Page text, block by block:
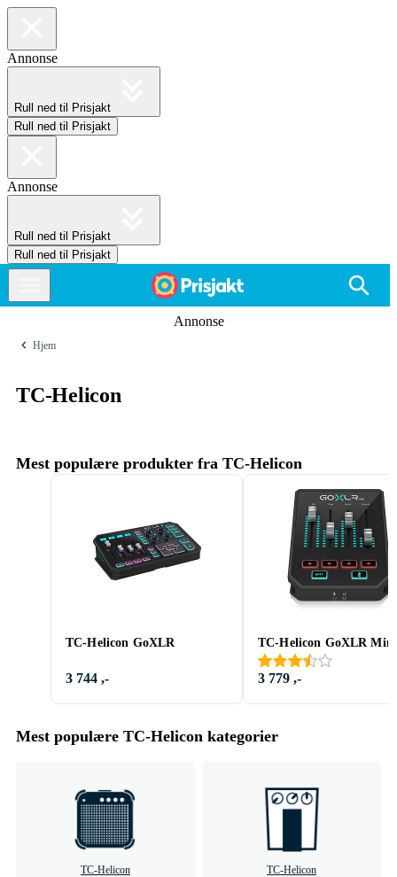
Annonse
Rull ned til Prisjakt
Rull ned til Prisjakt
Annonse
Rull ned til Prisjakt
Rull ned til Prisjakt
Annonse
Hjem
TC-Helicon
Mest populære produkter fra TC-Helicon
TC-Helicon GoXLR
3 744 ,-
TC-Helicon GoXLR Mini
3 779 ,-
Mest populære TC-Helicon kategorier
TC-Helicon TC-Helicon